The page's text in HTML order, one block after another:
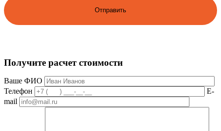
Получите расчет стоимости
Ваше ФИО
Телефон
E-
mail